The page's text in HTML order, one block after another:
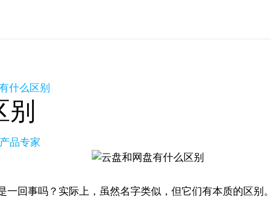
什么区别
品专家
一回事吗？实际上，虽然名字类似，但它们有本质的区